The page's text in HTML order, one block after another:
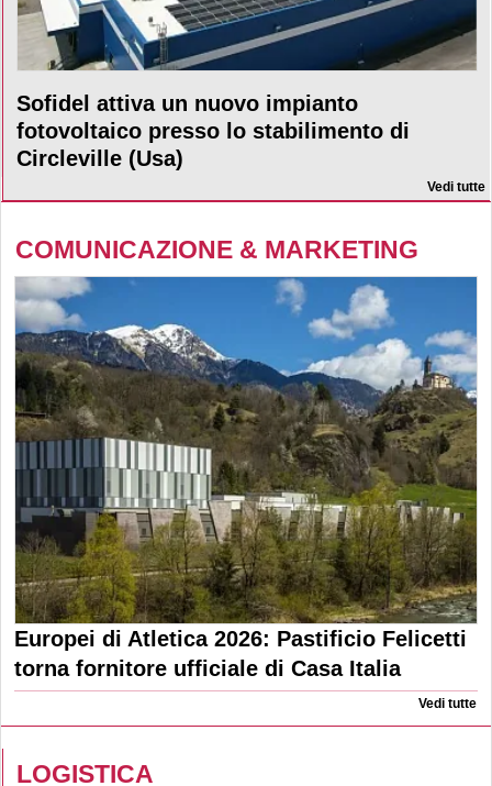
Sofidel attiva un nuovo impianto
fotovoltaico presso lo stabilimento di
Circleville (Usa)
Vedi tutte
COMUNICAZIONE & MARKETING
Europei di Atletica 2026: Pastificio Felicetti
torna fornitore ufficiale di Casa Italia
Vedi tutte
LOGISTICA